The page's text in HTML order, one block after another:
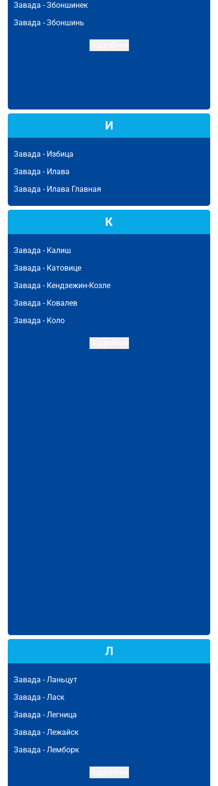
Завада -Збоншинек
Завада -Збоншинь
И
Завада - Избица
Завада - Илава
Завада - Илава Главная
К
Завада - Калиш
Завада - Катовице
Завада - Кендзежин-Козле
Завада - Ковалев
Завада - Коло
Л
Завада -Ланьцут
Завада -Ласк
Завада -Легница
Завада -Лежайск
Завада -Лемборк